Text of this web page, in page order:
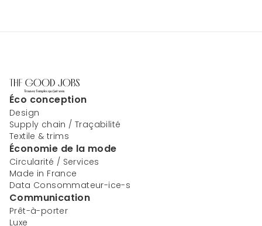
Éco conception
Design
Supply chain / Traçabilité
Textile & trims
Économie de la mode
Circularité / Services
Made in France
Data Consommateur-ice-s
Communication
Prêt-à-porter
Luxe